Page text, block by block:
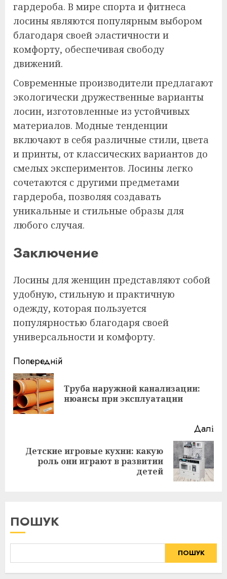
гардероба. В мире спорта и фитнеса
лосины являются популярным выбором
благодаря своей эластичности и
комфорту, обеспечивая свободу
движений.
Современные производители предлагают
экологически дружественные варианты
лосин, изготовленные из устойчивых
материалов. Модные тенденции
включают в себя различные стили, цвета
и принты, от классических вариантов до
смелых экспериментов. Лосины легко
сочетаются с другими предметами
гардероба, позволяя создавать
уникальные и стильные образы для
любого случая.
Заключение
Лосины для женщин представляют собой
удобную, стильную и практичную
одежду, которая пользуется
популярностью благодаря своей
универсальности и комфорту.
Continue
Reading
Попередній
Труба наружной канализации:
нюансы при эксплуатации
Далі
Наступна
Детские игровые кухни: какую
роль они играют в развитии
детей
ПОШУК
ПОШУК